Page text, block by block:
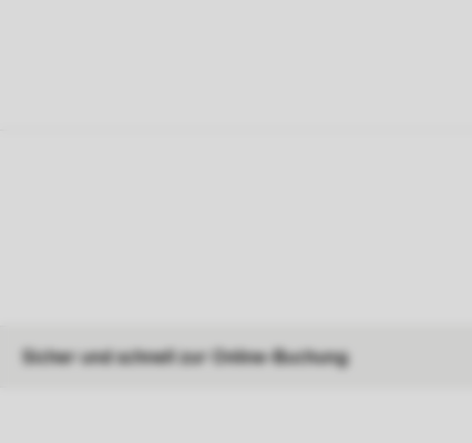
Sicher und schnell zur Online-Buchung